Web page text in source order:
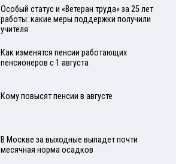
Особый статус и «Ветеран труда» за 25 лет
работы: какие меры поддержки получили
учителя
Как изменятся пенсии работающих
пенсионеров с 1 августа
Кому повысят пенсии в августе
В Москве за выходные выпадет почти
месячная норма осадков